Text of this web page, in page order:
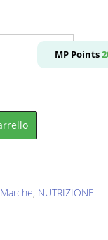
MP Points
Marche, NUTRIZIONE